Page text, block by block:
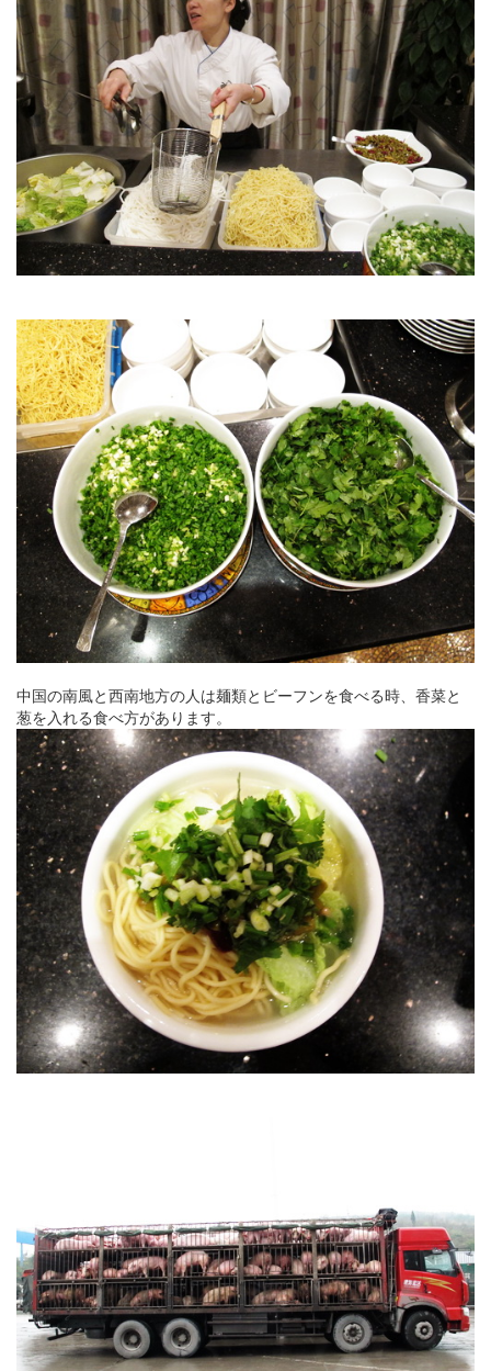
中国の南風と西南地方の人は麺類とビーフンを食べる時、香菜と
葱を入れる食べ方があります。